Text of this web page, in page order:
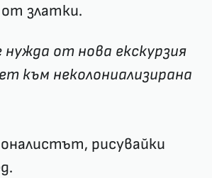
златки.
нужда от нова екскурзия
към неколониализирана
рисувайки